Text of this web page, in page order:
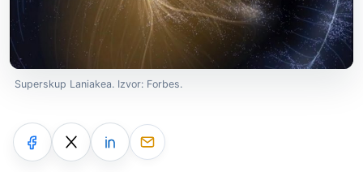
Superskup Laniakea. Izvor: Forbes.